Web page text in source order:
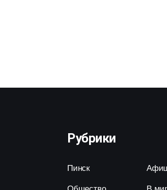
Рубрики
Пинск